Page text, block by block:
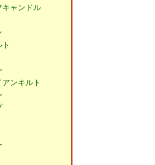
キャンドル
ンキルト